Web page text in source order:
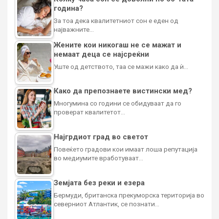
година?
За тоа дека квалитетниот сон е еден од
најважните…
Жените кои никогаш не се мажат и
немаат деца се најсреќни
Уште од детството, таа се мажи како да ѝ…
Како да препознаете вистински мед?
Многумина со години се обидуваат да го
проверат квалитетот…
Најгрдиот град во светот
Повеќето градови кои имаат лоша репутација
во медиумите вработуваат…
Земјата без реки и езера
Бермуди, британска прекуморска територија во
северниот Атлантик, се познати…